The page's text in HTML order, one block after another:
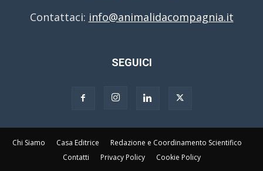
Contattaci: info@animalidacompagnia.it
SEGUICI
Chi Siamo Casa Editrice
Redazione e Coordinamento Scientifico
Contatti
Privacy Policy Cookie Policy